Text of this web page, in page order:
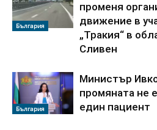
България
променя
движение в
„Тракия“ в
Сливен
България
Министър
промяната не
един пациент